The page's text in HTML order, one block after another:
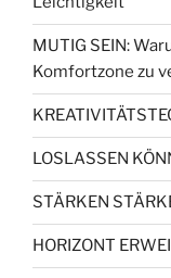
MUTIG SEIN:
Komfortzone zu
LOSLASSEN
STÄRKEN
HORIZONT